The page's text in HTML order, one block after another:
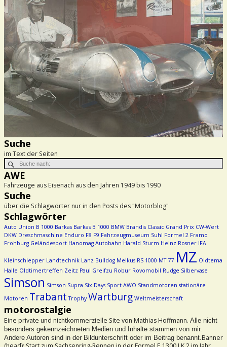
Suche
im Text der Seiten
AWE
Fahrzeuge aus Eisenach aus den Jahren 1949 bis 1990
Suche
über die Schlagwörter nur in den Posts des "Motorblog"
Schlagwörter
Auto Union B 1000 Barkas Barkas B 1000 BMW Brandis Classic Grand Prix CW-Wert
DKW Dreschmaschine Enduro F8 F9 Fahrzeugmuseum Suhl Formel 2 Framo
Frohburg Geländesport Hanomag Autobahn Harald Sturm Heinz Rosner IFA
Kleinschlepper Landtechnik Lanz Bulldog Melkus RS 1000 MT 77 MZ Oldtema
Halle Oldtimertreffen Zeitz Paul Greifzu Robur Rovomobil Rudge Silbervase
Simson Simson Supra Six Days Sport-AWO Standmotoren stationäre
Motoren Trabant Trophy Wartburg Weltmeisterschaft
motorostalgie
Eine private und nichtkommerzielle Site von Mathias Hoffmann. Alle nicht
besonders gekennzeichneten Medien und Inhalte stammen von mir.
Andere Autoren sind in der Bildunterschrift oder im Beitrag benannt. Banner